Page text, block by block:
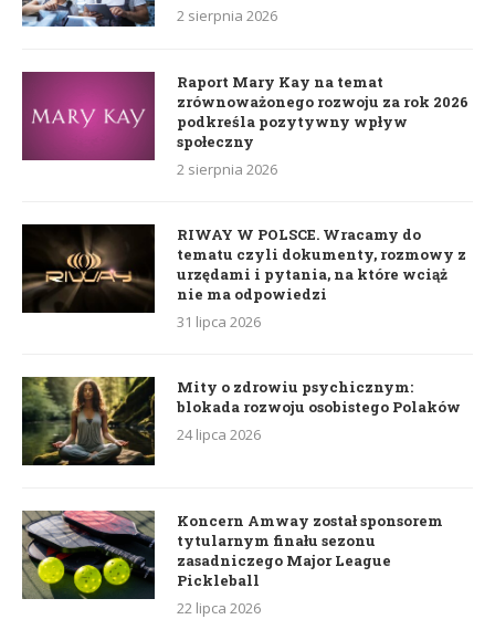
2 sierpnia 2026
Raport Mary Kay na temat
zrównoważonego rozwoju za rok 2026
podkreśla pozytywny wpływ
społeczny
2 sierpnia 2026
RIWAY W POLSCE. Wracamy do
tematu czyli dokumenty, rozmowy z
urzędami i pytania, na które wciąż
nie ma odpowiedzi
31 lipca 2026
Mity o zdrowiu psychicznym:
blokada rozwoju osobistego Polaków
24 lipca 2026
Koncern Amway został sponsorem
tytularnym finału sezonu
zasadniczego Major League
Pickleball
22 lipca 2026